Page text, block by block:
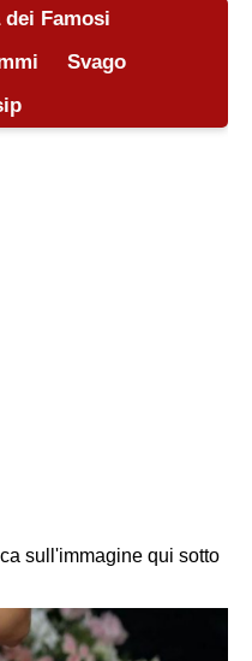
dei Famosi
Svago
sull'immagine qui sotto